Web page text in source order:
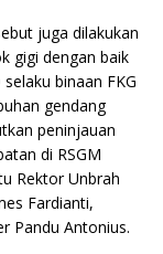
juga dilakukan
gigi dengan baik
binaan FKG
gendang
peninjauan
di RSGM
Rektor Unbrah
Fardianti,
Pandu Antonius.